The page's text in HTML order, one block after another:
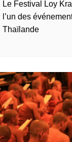
Le Festival Loy
l’un des
Thaïlande